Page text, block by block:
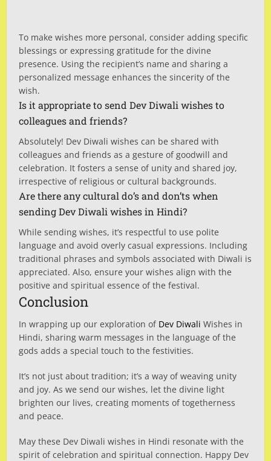
To make wishes more personal, consider adding specific
blessings or expressing gratitude for the divine
presence. Using the recipient’s name and sharing a
personalized message enhances the sincerity of the
wish.
Is it appropriate to send Dev Diwali wishes to
colleagues and friends?
Absolutely! Dev Diwali wishes can be shared with
colleagues and friends as a gesture of goodwill and
celebration. It fosters a sense of unity and shared joy,
irrespective of religious or cultural backgrounds.
Are there any cultural do’s and don’ts when
sending Dev Diwali wishes in Hindi?
While sending wishes, it’s respectful to use polite
language and avoid overly casual expressions. Including
traditional phrases and symbols associated with Diwali is
appreciated. Also, ensure your wishes align with the
positive and spiritual essence of the festival.
Conclusion
In wrapping up our exploration of Dev Diwali Wishes in
Hindi, sharing warm messages in the language of the
gods adds a special touch to the festivities.
It’s not just about tradition; it’s a way of weaving unity
and joy. As we send our wishes, let the divine light
brighten our lives, creating moments of togetherness
and peace.
May these Dev Diwali wishes in Hindi resonate with the
spirit of celebration and spiritual connection. Happy Dev